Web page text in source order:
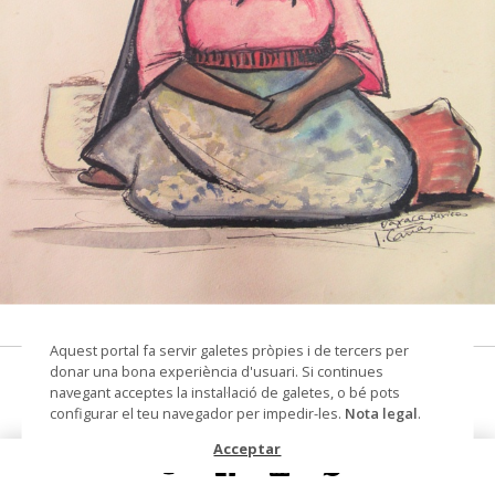
Dona asseguda
dibuix sobre paper
Aquest portal fa servir galetes pròpies i de tercers per
donar una bona experiència d'usuari. Si continues
navegant acceptes la instal·lació de galetes, o bé pots
configurar el teu navegador per impedir-les. Nota legal.
Acceptar